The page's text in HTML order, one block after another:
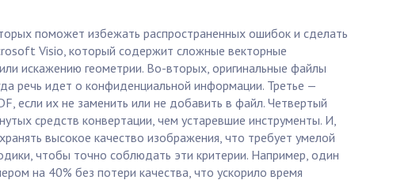
поможет избежать распространенных ошибок и сделать
Visio, который содержит сложные векторные
искажению геометрии. Во-вторых, оригинальные файлы
речь идет о конфиденциальной информации. Третье —
если их не заменить или не добавить в файл. Четвертый
средств конвертации, чем устаревшие инструменты. И,
высокое качество изображения, что требует умелой
чтобы точно соблюдать эти критерии. Например, один
на 40% без потери качества, что ускорило время